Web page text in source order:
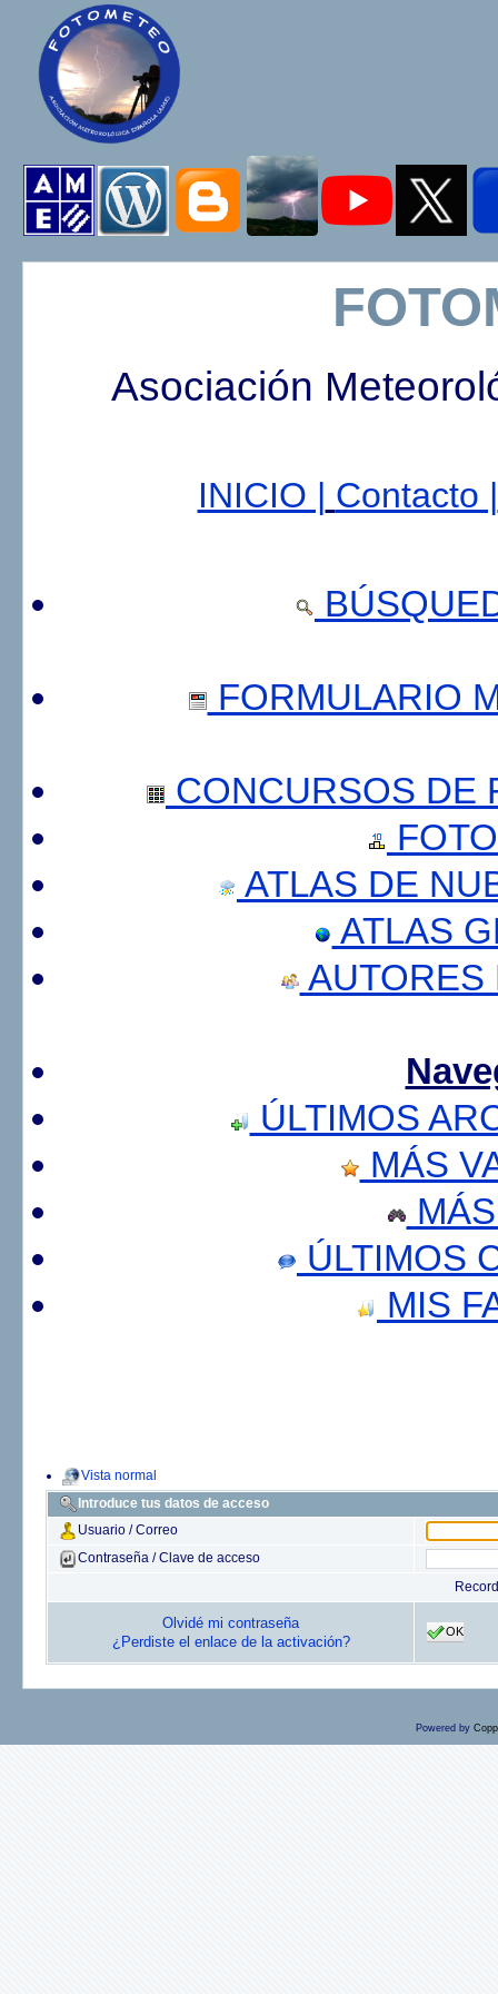
Asociación
INICIO | Contacto |
FORMULARIO
CONCURSOS DE
ATLAS DE
ATLAS
AUTORES
ÚLTIMOS
MÁS
ÚLTIMOS
MIS
Vista normal
Introduce tus datos de acceso
Usuario / Correo
Contraseña / Clave de acceso
Olvidé mi contraseña
¿Perdiste el enlace de la activación?
OK
Powered by